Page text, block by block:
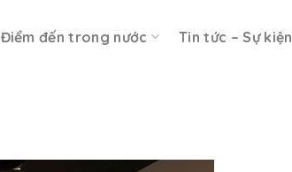
Điểm đến trong nước Tin tức – Sự kiện